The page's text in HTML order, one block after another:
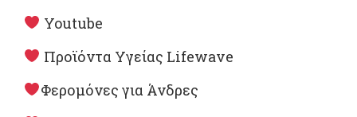
Youtube
Προϊόντα Υγείας Lifewave
Φερομόνες για Άνδρες